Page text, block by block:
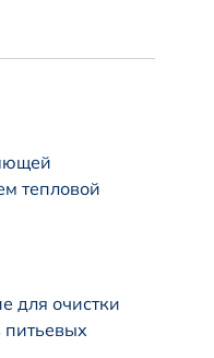
тепловой
для очистки
питьевых